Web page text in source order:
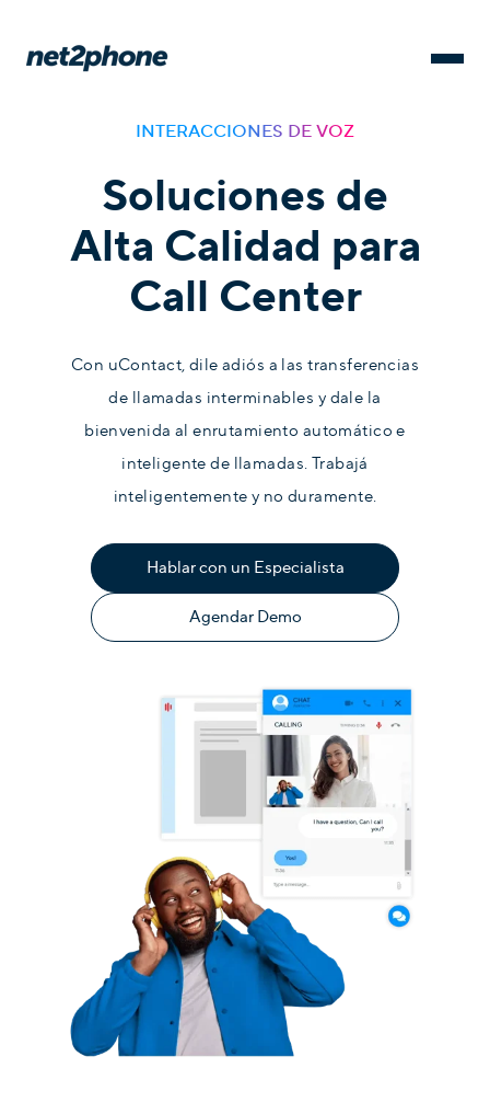
INTERACCIONES DE VOZ
Soluciones de
Alta Calidad para
Call Center
Con uContact, dile adiós a las transferencias
de llamadas interminables y dale la
bienvenida al enrutamiento automático e
inteligente de llamadas. Trabajá
inteligentemente y no duramente.
Hablar con un Especialista
Agendar Demo